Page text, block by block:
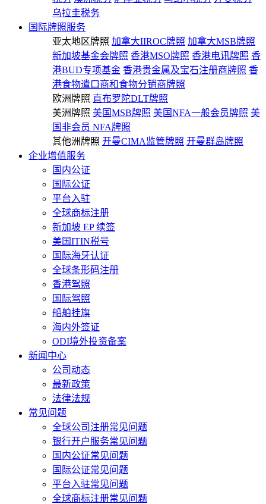
乌拉圭税务
国际牌照服务
亚太地区牌照 加拿大IIROC牌照 加拿大MSB牌照
新加坡基金会牌照 香港MSO牌照 香港电讯牌照 香
港BUD专项基金 香港贵金属及宝石注册商牌照 香
港食物遣口商和食物分销商牌照
欧洲牌照 直布罗陀DLT牌照
美洲牌照 美国MSB牌照 美国NFA一般会员牌照 美
国非会员 NFA牌照
其他洲牌照 开曼CIMA监管牌照 开曼群岛牌照
企业增值服务
国内公证
国际公证
平台入驻
全球商标注册
新加坡 EP 续签
美国ITIN税号
国际海牙认证
全球条形码注册
香港驾照
国际驾照
船舶挂旗
海内外签证
ODI境外投资备案
新闻中心
公司动态
最新政策
法律法规
常见问题
全球公司注册常见问题
银行开户服务常见问题
国内公证常见问题
国际公证常见问题
平台入驻常见问题
全球商标注册常见问题